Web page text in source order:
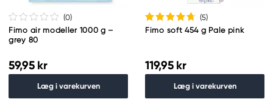
(0)
Fimo air modeller 1000 g –
grey 80
59,95 kr
Læg i varekurven
(5)
Fimo soft 454 g Pale pink
119,95 kr
Læg i varekurven